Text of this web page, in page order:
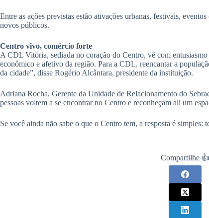
Entre as ações previstas estão ativações urbanas, festivais,
novos públicos.
Centro vivo, comércio forte
A CDL Vitória, sediada no coração do Centro, vê com
econômico e afetivo da região. Para a CDL, reencantar a
da cidade”, disse Rogério Alcântara, presidente da instituição.
Adriana Rocha, Gerente da Unidade de Relacionamento do
pessoas voltem a se encontrar no Centro e reconheçam ali um
Se você ainda não sabe o que o Centro tem, a resposta é simples:
Compartilhe 👍